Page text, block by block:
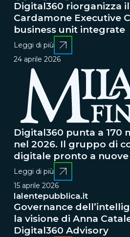
Digital360 riorganizza
Cardamone Executive
business unit integrate
Leggi di più
24 aprile 2026
Digital360 punta a 170
nel 2026. Il gruppo di
digitale pronto a
Leggi di più
15 aprile 2026
lalentepubblica.it
Governance
la visione di Anna
Digital360 Advisory